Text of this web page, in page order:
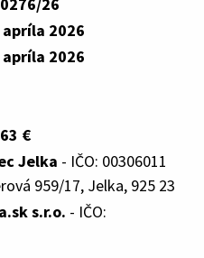
apríla 2026
2026
€
Jelka - IČO: 00306011
959/17, Jelka, 925 23
s.r.o. - IČO: